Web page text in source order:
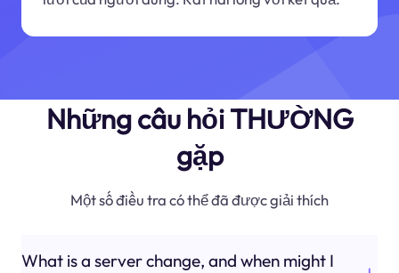
Những câu hỏi THƯỜNG
gặp
Một số điều tra có thể đã được giải thích
What is a server change, and when might I